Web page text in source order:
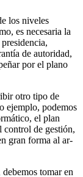
los niveles
es necesaria la
de autoridad,
por el plano
otro tipo de
ejemplo, podemos
el plan
control de gestión,
gran forma al ar­
debemos tomar en